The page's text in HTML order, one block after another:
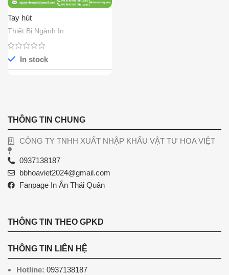
Tay hút
Thiết Bị Ngành In
In stock
THÔNG TIN CHUNG
CÔNG TY TNHH XUẤT NHẬP KHẨU VẬT TƯ HOA VIỆT
0937138187
bbhoaviet2024@gmail.com
Fanpage In Ấn Thái Quân
THÔNG TIN THEO GPKD
THÔNG TIN LIÊN HỆ
Hotline: 0937138187